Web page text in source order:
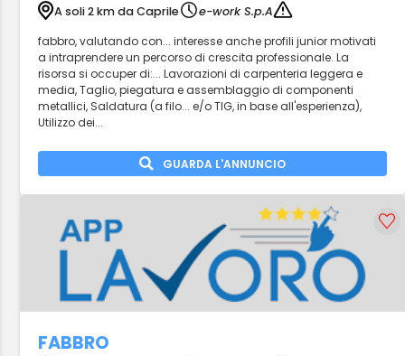
A soli 2 km da Caprile
e-work S.p.A
fabbro, valutando con... interesse anche profili junior motivati
a intraprendere un percorso di crescita professionale. La
risorsa si occuper di:... Lavorazioni di carpenteria leggera e
media, Taglio, piegatura e assemblaggio di componenti
metallici, Saldatura (a filo... e/o TIG, in base all'esperienza),
Utilizzo dei...
GUARDA L'ANNUNCIO
FABBRO